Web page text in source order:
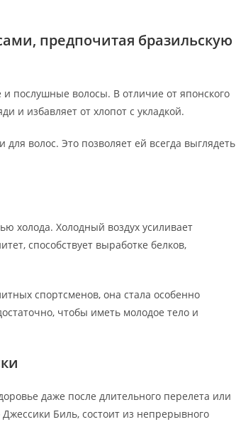
предпочитая бразильскую
и послушные волосы. В отличие от японского
и избавляет от хлопот с укладкой.
волос. Это позволяет ей всегда выглядеть
холода. Холодный воздух усиливает
способствует выработке белков,
спортсменов, она стала особенно
чтобы иметь молодое тело и
даже после длительного перелета или
Биль, состоит из непрерывного